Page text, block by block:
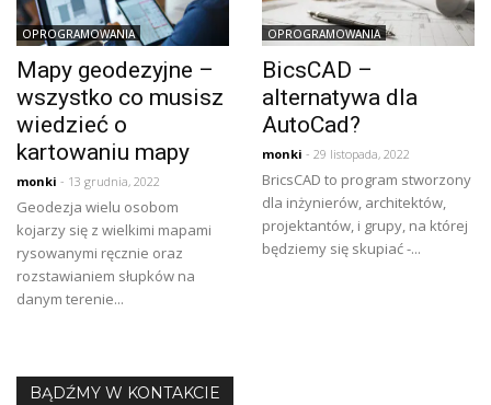
OPROGRAMOWANIA
Mapy geodezyjne –
wszystko co musisz
wiedzieć o
kartowaniu mapy
monki - 13 grudnia, 2022
Geodezja wielu osobom
kojarzy się z wielkimi mapami
rysowanymi ręcznie oraz
rozstawianiem słupków na
danym terenie...
OPROGRAMOWANIA
BicsCAD –
alternatywa dla
AutoCad?
monki - 29 listopada, 2022
BricsCAD to program stworzony
dla inżynierów, architektów,
projektantów, i grupy, na której
będziemy się skupiać -...
BĄDŹMY W KONTAKCIE